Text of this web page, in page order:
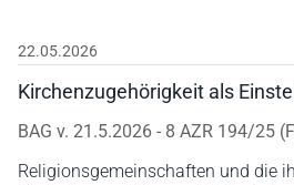
22.05.2026
Kirchenzugehörigkeit als
BAG v. 21.5.2026 - 8 AZR 194/25
Religionsgemeinschaften und die